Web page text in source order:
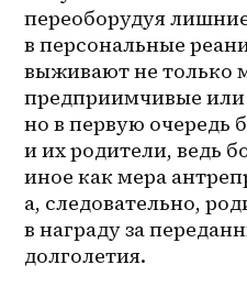
переоборудуя
в персональные
выживают не только
предприимчивые
но в первую очередь
и их родители, ведь
иное как мера
а, следовательно,
в награду за
долголетия.